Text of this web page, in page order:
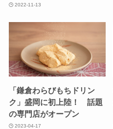
2022-11-13
「鎌倉わらびもちドリン
ク」盛岡に初上陸！ 話題
の専門店がオープン
2023-04-17